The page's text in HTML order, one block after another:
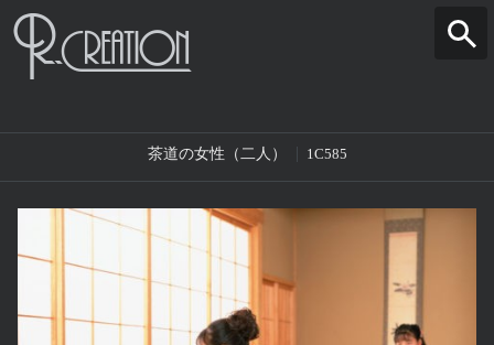
茶道の女性（二人） 1C585